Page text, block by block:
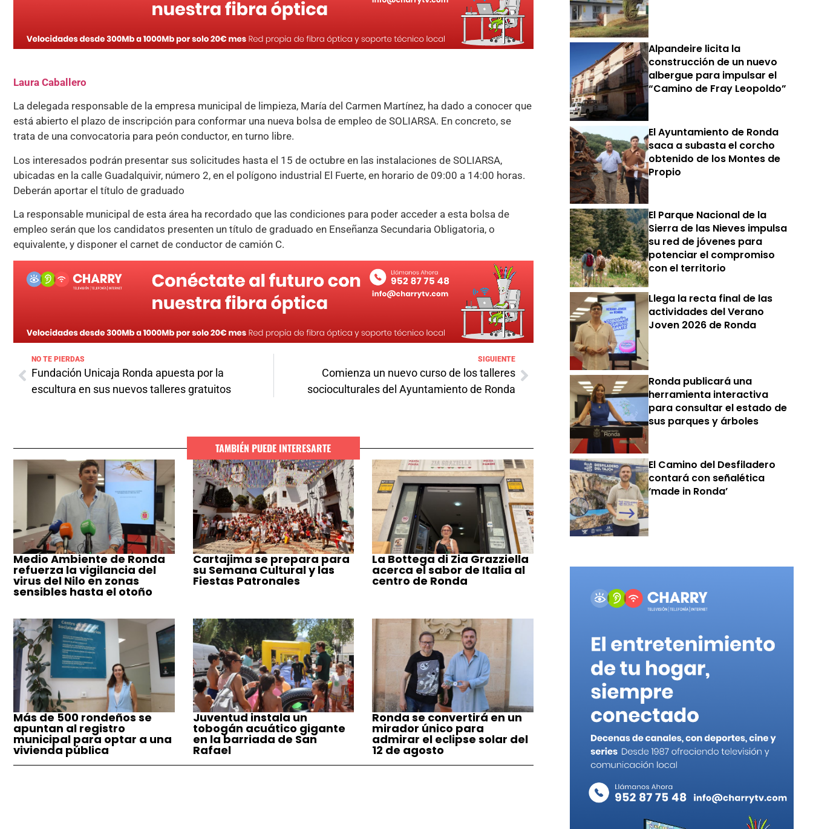
Laura Caballero
La delegada responsable de la empresa municipal de limpieza, María del Carmen Martínez, ha dado a conocer que
está abierto el plazo de inscripción para conformar una nueva bolsa de empleo de SOLIARSA. En concreto, se
trata de una convocatoria para peón conductor, en turno libre.
Los interesados podrán presentar sus solicitudes hasta el 15 de octubre en las instalaciones de SOLIARSA,
ubicadas en la calle Guadalquivir, número 2, en el polígono industrial El Fuerte, en horario de 09:00 a 14:00 horas.
Deberán aportar el título de graduado
La responsable municipal de esta área ha recordado que las condiciones para poder acceder a esta bolsa de
empleo serán que los candidatos presenten un título de graduado en Enseñanza Secundaria Obligatoria, o
equivalente, y disponer el carnet de conductor de camión C.
NO TE PIERDAS
Fundación Unicaja Ronda apuesta por la
escultura en sus nuevos talleres gratuitos
SIGUIENTE
Comienza un nuevo curso de los talleres
socioculturales del Ayuntamiento de Ronda
TAMBIÉN PUEDE INTERESARTE
Medio Ambiente de Ronda
refuerza la vigilancia del
virus del Nilo en zonas
sensibles hasta el otoño
Cartajima se prepara para
su Semana Cultural y las
Fiestas Patronales
La Bottega di Zia Grazziella
acerca el sabor de Italia al
centro de Ronda
Más de 500 rondeños se
apuntan al registro
municipal para optar a una
vivienda pública
Juventud instala un
tobogán acuático gigante
en la barriada de San
Rafael
Ronda se convertirá en un
mirador único para
admirar el eclipse solar del
12 de agosto
Alpandeire licita la
construcción de un nuevo
albergue para impulsar el
“Camino de Fray Leopoldo”
El Ayuntamiento de Ronda
saca a subasta el corcho
obtenido de los Montes de
Propio
El Parque Nacional de la
Sierra de las Nieves impulsa
su red de jóvenes para
potenciar el compromiso
con el territorio
Llega la recta final de las
actividades del Verano
Joven 2026 de Ronda
Ronda publicará una
herramienta interactiva
para consultar el estado de
sus parques y árboles
El Camino del Desfiladero
contará con señalética
‘made in Ronda’